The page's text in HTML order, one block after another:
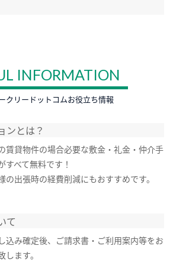
INFORMATION
クリードットコムお役立ち情報
ンとは？
賃貸物件の場合必要な敷金・礼金・仲介手
すべて無料です！
の出張時の経費削減にもおすすめです。
て
込み確定後、ご請求書・ご利用案内等をお
します。